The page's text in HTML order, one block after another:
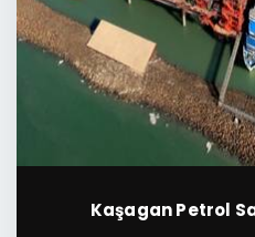
Kaşagan Petrol